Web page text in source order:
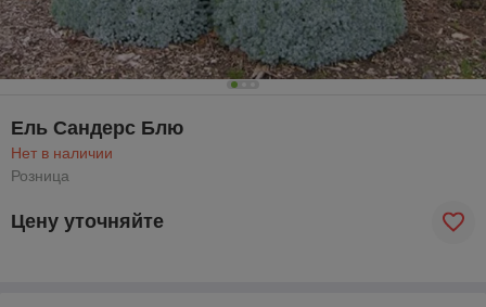
Ель Сандерс Блю
Нет в наличии
Розница
Цену уточняйте